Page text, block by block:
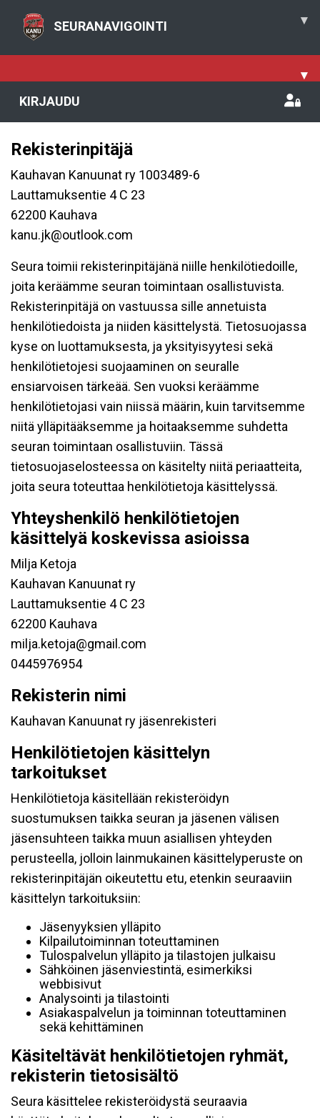
SEURANAVIGOINTI ▾
▾
KIRJAUDU
Rekisterinpitäjä
Kauhavan Kanuunat ry 1003489-6
Lauttamuksentie 4 C 23
62200 Kauhava
kanu.jk@outlook.com
Seura toimii rekisterinpitäjänä niille henkilötiedoille,
joita keräämme seuran toimintaan osallistuvista.
Rekisterinpitäjä on vastuussa sille annetuista
henkilötiedoista ja niiden käsittelystä. Tietosuojassa
kyse on luottamuksesta, ja yksityisyytesi sekä
henkilötietojesi suojaaminen on seuralle
ensiarvoisen tärkeää. Sen vuoksi keräämme
henkilötietojasi vain niissä määrin, kuin tarvitsemme
niitä ylläpitääksemme ja hoitaaksemme suhdetta
seuran toimintaan osallistuviin. Tässä
tietosuojaselosteessa on käsitelty niitä periaatteita,
joita seura toteuttaa henkilötietoja käsittelyssä.
Yhteyshenkilö henkilötietojen
käsittelyä koskevissa asioissa
Milja Ketoja
Kauhavan Kanuunat ry
Lauttamuksentie 4 C 23
62200 Kauhava
milja.ketoja@gmail.com
0445976954
Rekisterin nimi
Kauhavan Kanuunat ry jäsenrekisteri
Henkilötietojen käsittelyn
tarkoitukset
Henkilötietoja käsitellään rekisteröidyn
suostumuksen taikka seuran ja jäsenen välisen
jäsensuhteen taikka muun asiallisen yhteyden
perusteella, jolloin lainmukainen käsittelyperuste on
rekisterinpitäjän oikeutettu etu, etenkin seuraaviin
käsittelyn tarkoituksiin:
Jäsenyyksien ylläpito
Kilpailutoiminnan toteuttaminen
Tulospalvelun ylläpito ja tilastojen julkaisu
Sähköinen jäsenviestintä, esimerkiksi
webbisivut
Analysointi ja tilastointi
Asiakaspalvelun ja toiminnan toteuttaminen
sekä kehittäminen
Käsiteltävät henkilötietojen ryhmät,
rekisterin tietosisältö
Seura käsittelee rekisteröidystä seuraavia